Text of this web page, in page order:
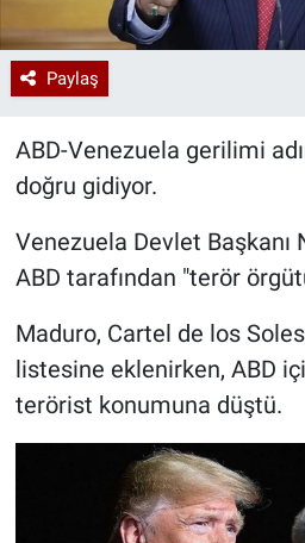
Paylaş
ABD-Venezuela gerilimi
doğru gidiyor.
Venezuela Devlet Başkanı
ABD tarafından "terör
Maduro, Cartel de los
listesine eklenirken, ABD
terörist konumuna düştü.
Teknoloji